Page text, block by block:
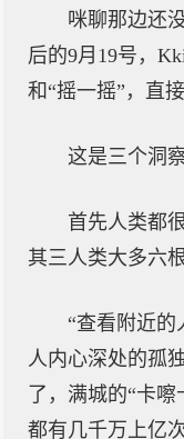
咪聊那边还
后的9月19号，
和“摇一摇”，直
这是三个洞
首先人类都
其三人类大多六
“查看附近的
人内心深处的孤
了，满城的“卡
都有几千万上亿